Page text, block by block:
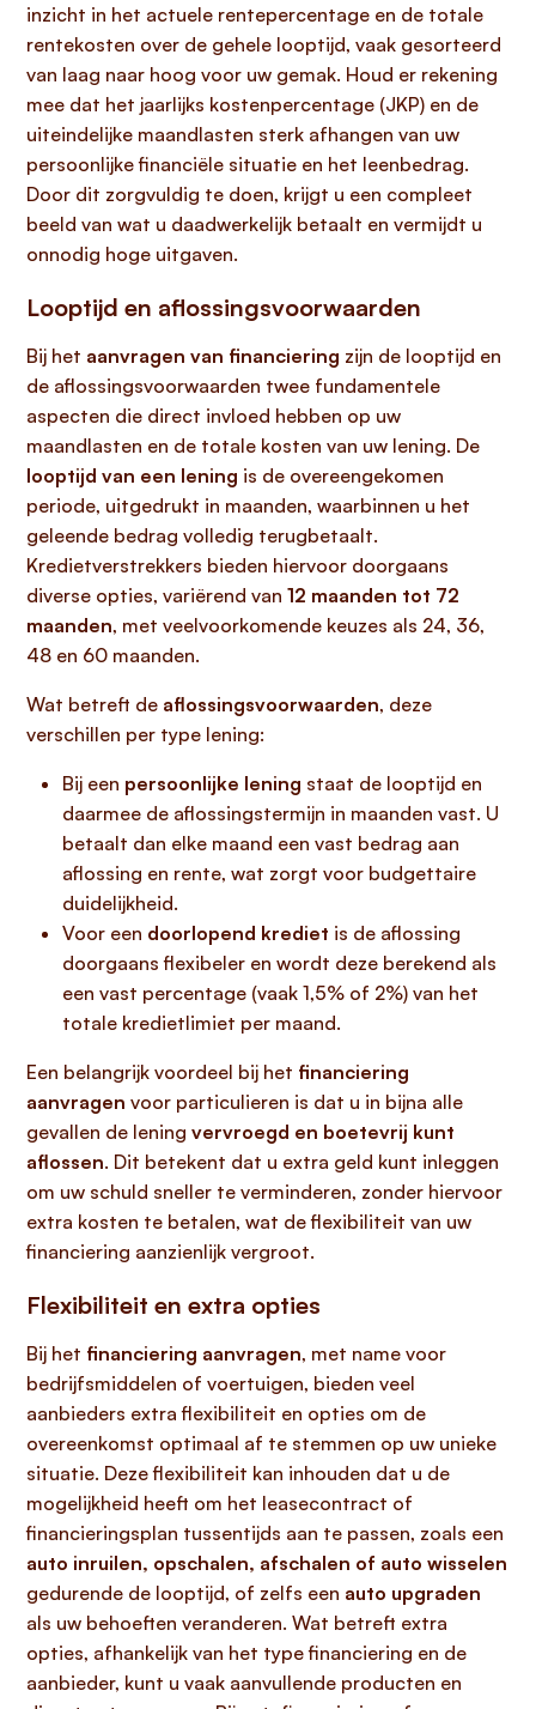
inzicht in het actuele rentepercentage en de totale
rentekosten over de gehele looptijd, vaak gesorteerd
van laag naar hoog voor uw gemak. Houd er rekening
mee dat het jaarlijks kostenpercentage (JKP) en de
uiteindelijke maandlasten sterk afhangen van uw
persoonlijke financiële situatie en het leenbedrag.
Door dit zorgvuldig te doen, krijgt u een compleet
beeld van wat u daadwerkelijk betaalt en vermijdt u
onnodig hoge uitgaven.
Looptijd en aflossingsvoorwaarden
Bij het aanvragen van financiering zijn de looptijd en
de aflossingsvoorwaarden twee fundamentele
aspecten die direct invloed hebben op uw
maandlasten en de totale kosten van uw lening. De
looptijd van een lening is de overeengekomen
periode, uitgedrukt in maanden, waarbinnen u het
geleende bedrag volledig terugbetaalt.
Kredietverstrekkers bieden hiervoor doorgaans
diverse opties, variërend van 12 maanden tot 72
maanden, met veelvoorkomende keuzes als 24, 36,
48 en 60 maanden.
Wat betreft de aflossingsvoorwaarden, deze
verschillen per type lening:
Bij een persoonlijke lening staat de looptijd en
daarmee de aflossingstermijn in maanden vast. U
betaalt dan elke maand een vast bedrag aan
aflossing en rente, wat zorgt voor budgettaire
duidelijkheid.
Voor een doorlopend krediet is de aflossing
doorgaans flexibeler en wordt deze berekend als
een vast percentage (vaak 1,5% of 2%) van het
totale kredietlimiet per maand.
Een belangrijk voordeel bij het financiering
aanvragen voor particulieren is dat u in bijna alle
gevallen de lening vervroegd en boetevrij kunt
aflossen. Dit betekent dat u extra geld kunt inleggen
om uw schuld sneller te verminderen, zonder hiervoor
extra kosten te betalen, wat de flexibiliteit van uw
financiering aanzienlijk vergroot.
Flexibiliteit en extra opties
Bij het financiering aanvragen, met name voor
bedrijfsmiddelen of voertuigen, bieden veel
aanbieders extra flexibiliteit en opties om de
overeenkomst optimaal af te stemmen op uw unieke
situatie. Deze flexibiliteit kan inhouden dat u de
mogelijkheid heeft om het leasecontract of
financieringsplan tussentijds aan te passen, zoals een
auto inruilen, opschalen, afschalen of auto wisselen
gedurende de looptijd, of zelfs een auto upgraden
als uw behoeften veranderen. Wat betreft extra
opties, afhankelijk van het type financiering en de
aanbieder, kunt u vaak aanvullende producten en